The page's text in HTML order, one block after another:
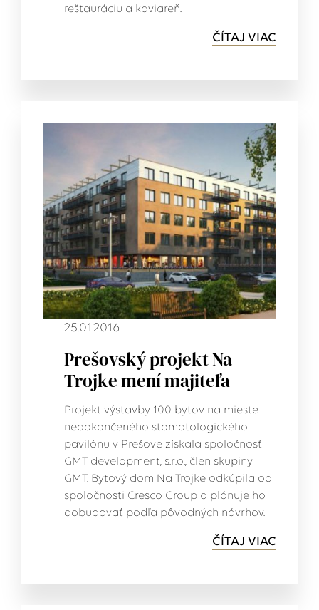
reštauráciu a kaviareň.
ČÍTAJ VIAC
25.01.2016
Prešovský projekt Na
Trojke mení majiteľa
Projekt výstavby 100 bytov na mieste
nedokončeného stomatologického
pavilónu v Prešove získala spoločnosť
GMT development, s.r.o., člen skupiny
GMT. Bytový dom Na Trojke odkúpila od
spoločnosti Cresco Group a plánuje ho
dobudovať podľa pôvodných návrhov.
ČÍTAJ VIAC